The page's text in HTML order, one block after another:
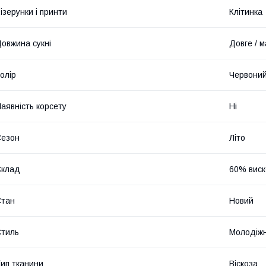
і принти Клітинка
сукні Довге /
Червоний
корсету Ні
Літо
60%
Новий
тканини Віскоза